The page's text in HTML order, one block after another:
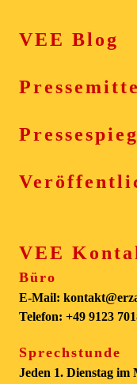
VEE Blog
VEE
Büro
E-Mail:
Telefon: +49 9123
Sprechstunde
Jeden 1. Dienstag im